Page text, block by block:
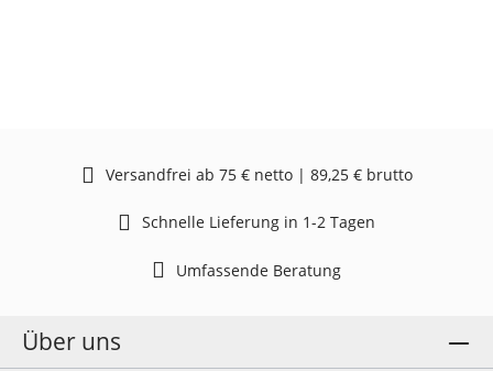
Versandfrei ab 75 € netto | 89,25 € brutto
Schnelle Lieferung in 1-2 Tagen
Umfassende Beratung
Über uns